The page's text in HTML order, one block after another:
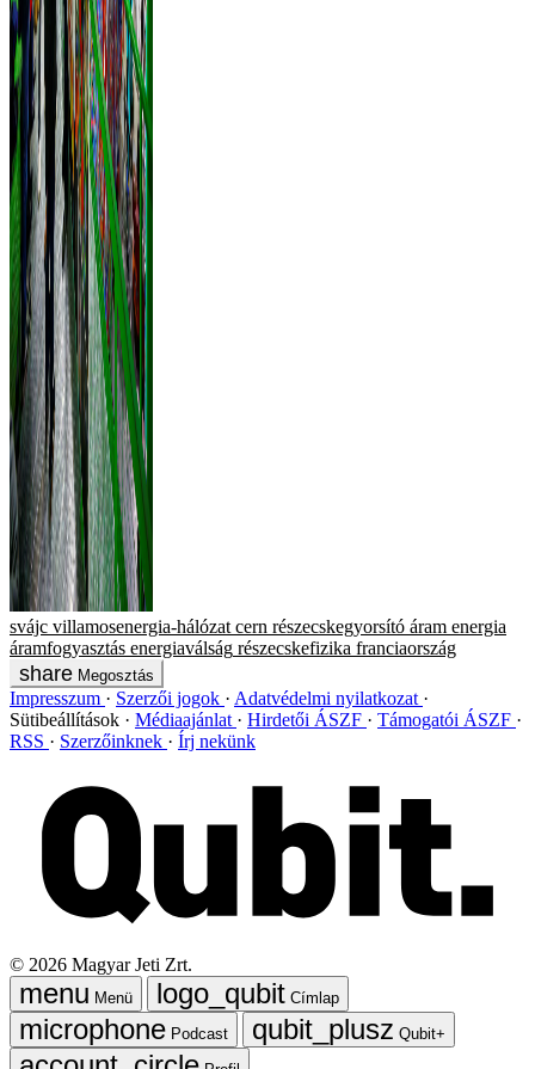
svájc villamosenergia-hálózat cern részecskegyorsító áram energia
áramfogyasztás energiaválság részecskefizika franciaország
Megosztás
Impresszum Szerzői jogok
Adatvédelmi nyilatkozat
Sütibeállítások
Médiaajánlat Hirdetői ÁSZF
Támogatói ÁSZF
RSS
Szerzőinknek Írj nekünk
© 2026 Magyar Jeti Zrt.
Menü
Címlap
Podcast
Qubit+